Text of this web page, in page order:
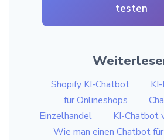
testen
Shopify KI-Chatbot
für Onlineshops
Einzelhandel
KI-Chatbot
Wie man einen Chatbot